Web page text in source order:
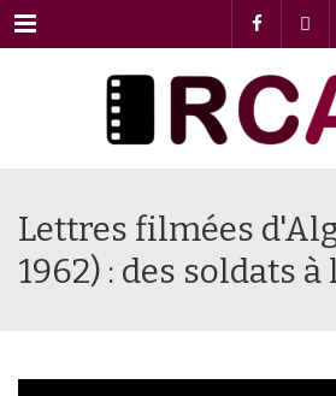
Menu
Lettres filmées
1962) : des soldats